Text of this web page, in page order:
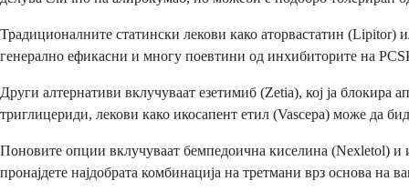
Традиционалните статински лекови како аторвастатин (Lipitor)
генерално ефикасни и многу поевтини од инхибиторите на
Други алтернативи вклучуваат езетимиб (Zetia), кој ја блокира
триглицериди, лекови како икосапент етил (Vascepa) може да
Поновите опции вклучуваат бемпедоична киселина (Nexletol) и
пронајдете најдобрата комбинација на третмани врз основа